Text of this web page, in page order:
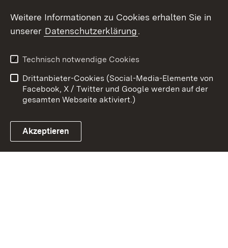
Link zum Landesportal
Kontakt
Datenschutz
Barrierefreiheit
Impressum
Cookies
Weitere Informationen zu Cookies erhalten Sie in
unserer Datenschutzerklärung.
Technisch notwendige Cookies
Drittanbieter-Cookies (Social-Media-Elemente von
Facebook, X / Twitter und Google werden auf der
gesamten Webseite aktiviert.)
Akzeptieren